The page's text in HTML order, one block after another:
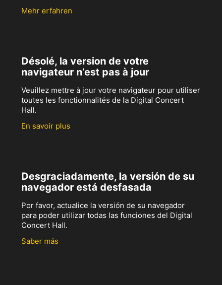
Mehr erfahren
Désolé, la version de votre
navigateur n’est pas à jour
Veuillez mettre à jour votre navigateur pour utiliser
toutes les fonctionnalités de la Digital Concert
Hall.
En savoir plus
Desgraciadamente, la versión de su
navegador está desfasada
Por favor, actualice la versión de su navegador
para poder utilizar todas las funciones del Digital
Concert Hall.
Saber más